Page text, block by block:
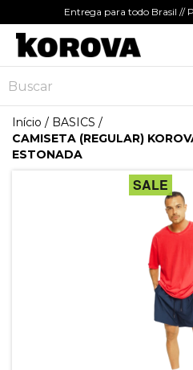
Entrega para todo Brasil //
Início / BASICS /
CAMISETA (REGULAR)
ESTONADA
SALE